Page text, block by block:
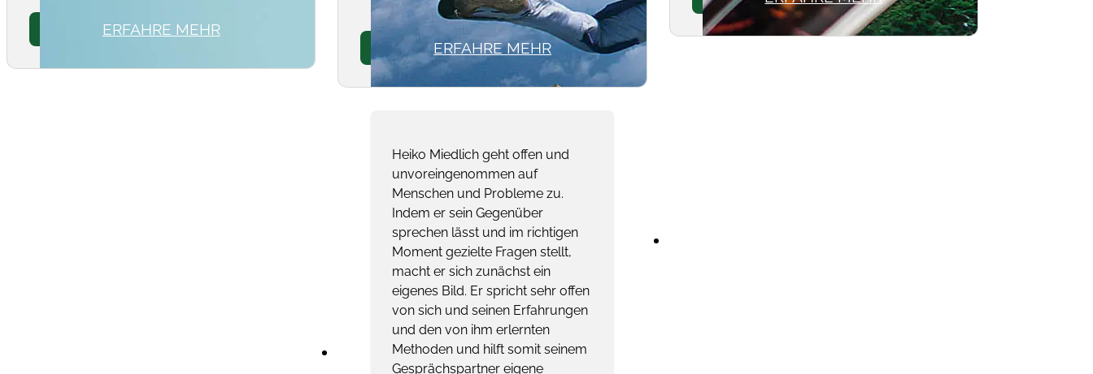
ERFAHRE MEHR
ERFAHRE MEHR
Heiko Miedlich geht offen und
unvoreingenommen auf
Menschen und Probleme zu.
Indem er sein Gegenüber
sprechen lässt und im richtigen
Moment gezielte Fragen stellt,
macht er sich zunächst ein
eigenes Bild. Er spricht sehr offen
von sich und seinen Erfahrungen
und den von ihm erlernten
Methoden und hilft somit seinem
Gesprächspartner eigene